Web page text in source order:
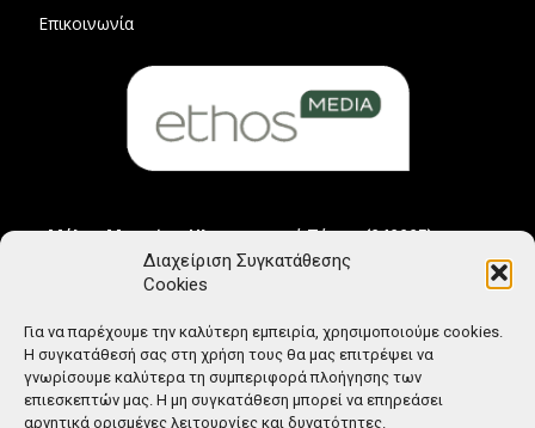
Διαχείριση Συγκατάθεσης
Cookies
Για να παρέχουμε την καλύτερη εμπειρία, χρησιμοποιούμε cookies.
Η συγκατάθεσή σας στη χρήση τους θα μας επιτρέψει να
γνωρίσουμε καλύτερα τη συμπεριφορά πλοήγησης των
επιεσκεπτών μας. Η μη συγκατάθεση μπορεί να επηρεάσει
αρνητικά ορισμένες λειτουργίες και δυνατότητες.
Επικοινωνία
Μέλος Μητρώου Ηλεκτρονικού Τύπου (242225)